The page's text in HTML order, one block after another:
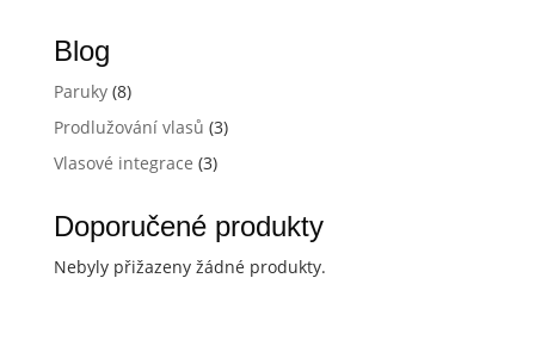
Blog
Paruky(8)
Prodlužování vlasů (3)
Vlasové integrace (3)
Doporučené produkty
Nebyly přižazeny žádné produkty.